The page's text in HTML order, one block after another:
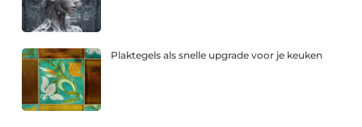
Plaktegels als snelle upgrade voor je keuken